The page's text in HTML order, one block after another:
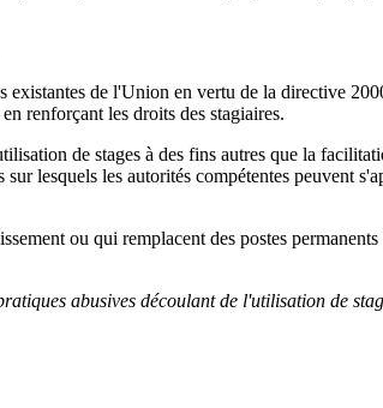
de l'Union en vertu de la directive
renforçant les droits des stagiaires.
de stages à des fins autres que la
lesquels les autorités compétentes peuvent
ou qui remplacent des postes
abusives découlant de l'utilisation de